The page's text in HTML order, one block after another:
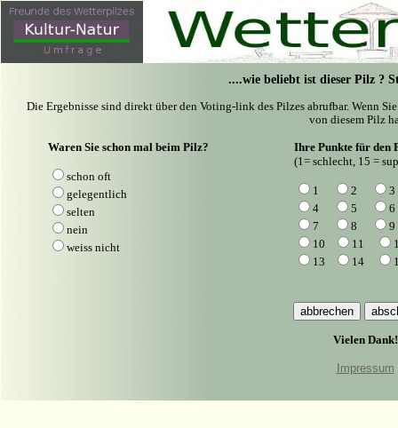
....wie beliebt ist dieser Pilz ?
Die Ergebnisse sind direkt über den Voting-link des Pilzes abrufbar. Wenn
von diesem Pilz
Waren Sie schon mal beim Pilz?
schon oft
gelegentlich
selten
nein
weiss nicht
Ihre Punkte für den
(1= schlecht, 15 =
1 2
3
4
5
6
7
8
9
10
11
13
14
Vielen Dank!
Impressum